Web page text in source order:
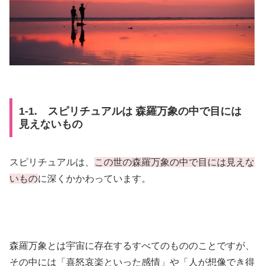
1-1. スピリチュアルは 森羅万象の中で目には
見えないもの
スピリチュアルは、
この世の森羅万象の中で目には見えな
いものに深くかかわっています。
森羅万象とは宇宙に存在するすべてのもののことですが、
その中には「喜怒哀楽といった感情」や「人が想像でき得